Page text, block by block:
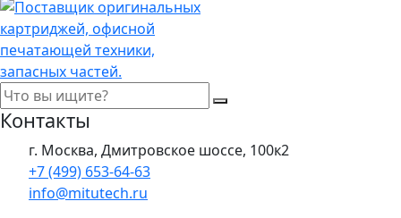
Контакты
г. Москва, Дмитровское шоссе, 100к2
+7 (499) 653-64-63
info@mitutech.ru